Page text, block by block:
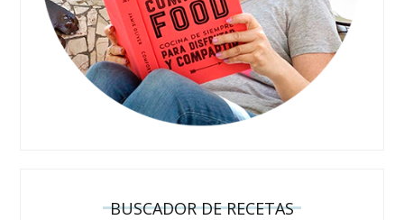
BUSCADOR DE RECETAS